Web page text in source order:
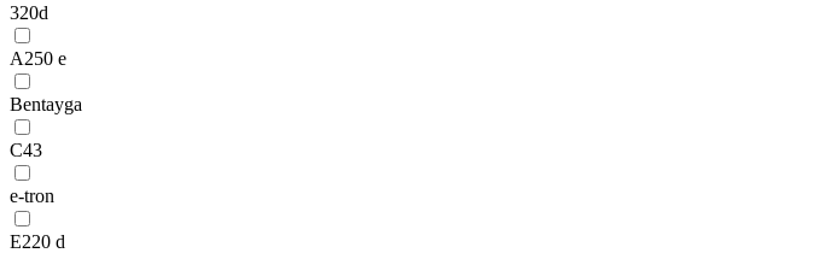
320d
A250 e
Bentayga
C43
e-tron
E220 d